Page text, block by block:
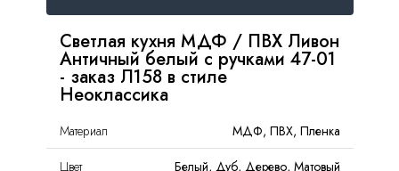
Светлая кухня МДФ / ПВХ Ливон
Античный белый с ручками 47-01
- заказ Л158 в стиле
Неоклассика
Материал
МДФ, ПВХ, Пленка
Цвет
Белый, Дуб, Дерево, Матовый